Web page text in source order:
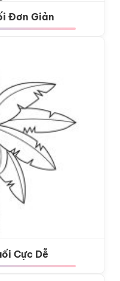
Đơn Giản
Cực Dễ